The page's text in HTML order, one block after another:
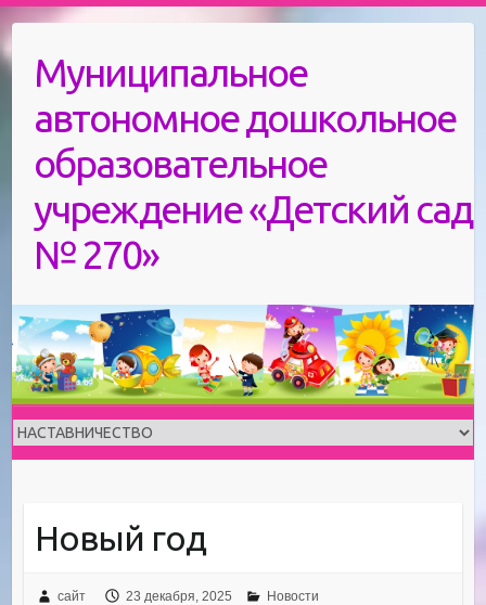
to
contentМуниципальное
автономное дошкольное
образовательное
учреждение «Детский сад
№ 270»
Новый год
сайт 23 декабря, 2025 Новости